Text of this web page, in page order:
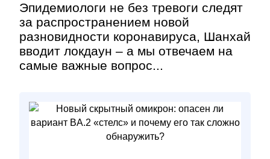
Эпидемиологи не без тревоги следят
за распространением новой
разновидности коронавируса, Шанхай
вводит локдаун – а мы отвечаем на
самые важные вопрос...